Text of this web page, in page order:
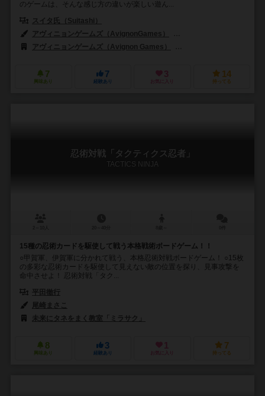
のゲームは、そんな感じ方の違いが楽しい遊ん...
スイタ氏（Suitashi）
アヴィニョンゲームズ（AvignonGames）
アヴィニョンゲームズ（Avignon Games）
7
興味あり
7
経験あり
3
お気に入り
14
持ってる
忍術対戦「タクティクス忍者」
TACTICS NINJA
15種の忍術カードを駆使して戦う本格戦術ボードゲーム！！
○甲賀軍、伊賀軍に分かれて戦う、本格忍術対戦ボードゲーム！ ○15枚
の多彩な忍術カードを駆使して見えない敵の位置を探り、見事攻撃を
命中させよ！ 忍術対戦「タク...
平田徹行
尾崎まさこ
未来にタネをまく教室「ミラサク」
8
興味あり
3
経験あり
1
お気に入り
7
持ってる